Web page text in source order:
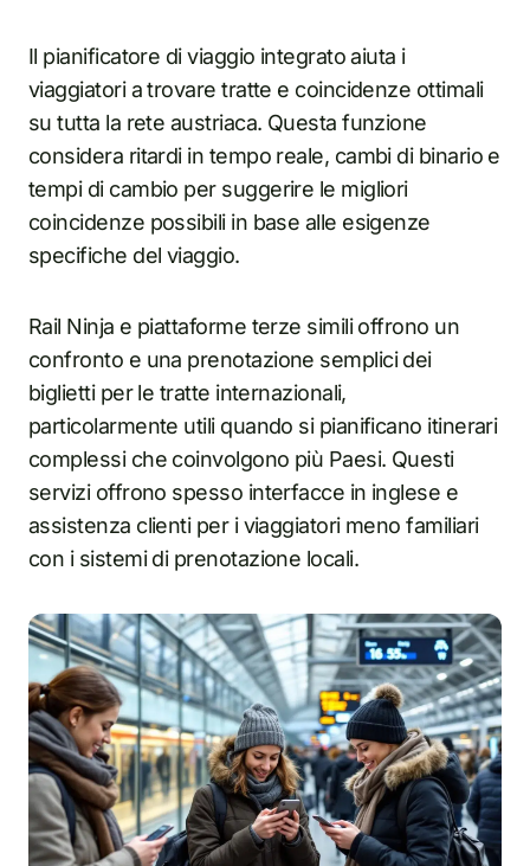
Il pianificatore di viaggio integrato aiuta i
viaggiatori a trovare tratte e coincidenze ottimali
su tutta la rete austriaca. Questa funzione
considera ritardi in tempo reale, cambi di binario e
tempi di cambio per suggerire le migliori
coincidenze possibili in base alle esigenze
specifiche del viaggio.
Rail Ninja e piattaforme terze simili offrono un
confronto e una prenotazione semplici dei
biglietti per le tratte internazionali,
particolarmente utili quando si pianificano itinerari
complessi che coinvolgono più Paesi. Questi
servizi offrono spesso interfacce in inglese e
assistenza clienti per i viaggiatori meno familiari
con i sistemi di prenotazione locali.